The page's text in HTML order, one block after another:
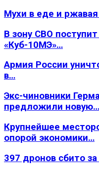
Мухи в еде и
В зону СВО
«Куб-10МЭ»…
Армия России
в…
Экс-чиновники
предложили новую…
Крупнейшее
опорой экономики…
397 дронов сбито